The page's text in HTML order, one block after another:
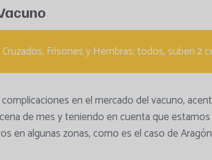
Frisones y Hembras: todos, suben 2
en el mercado del vacuno,
de mes y teniendo en cuenta que
en algunas zonas, como es el caso de